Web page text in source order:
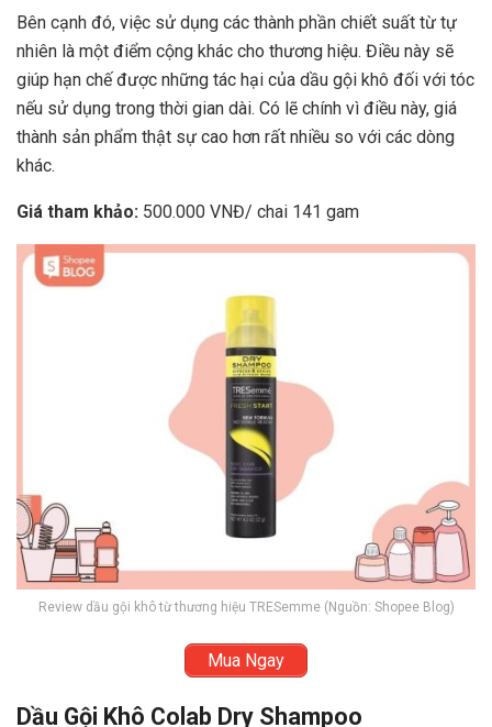
Bên cạnh đó, việc sử dụng các thành phần chiết suất từ tự
nhiên là một điểm cộng khác cho thương hiệu. Điều này sẽ
giúp hạn chế được những tác hại của dầu gội khô đối với tóc
nếu sử dụng trong thời gian dài. Có lẽ chính vì điều này, giá
thành sản phẩm thật sự cao hơn rất nhiều so với các dòng
khác.
Giá tham khảo: 500.000 VNĐ/ chai 141 gam
Review dầu gội khô từ thương hiệu TRESemme (Nguồn: Shopee Blog)
Mua Ngay
Dầu Gội Khô Colab Dry Shampoo